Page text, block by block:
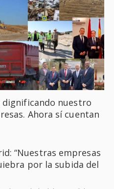
dignificando nuestro
Ahora sí cuentan
“Nuestras empresas
por la subida del